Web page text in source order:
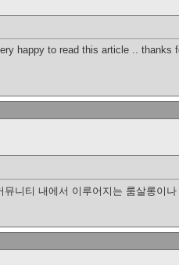
happy to read this article ..
니티 내에서 이루어지는 룸살롱이